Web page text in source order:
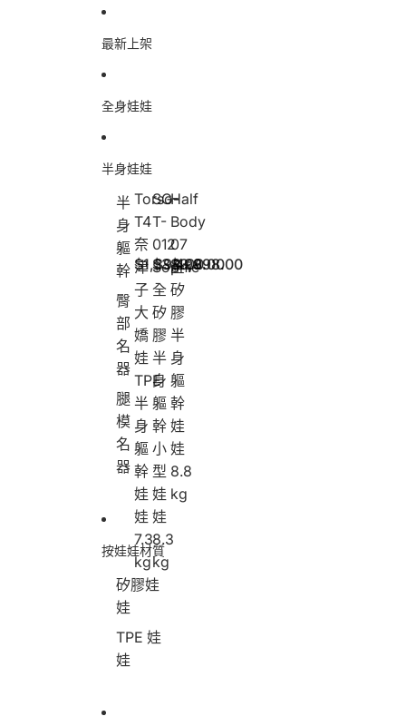
最新上架
全身娃娃
半身娃娃
半
身
軀
幹
臀
部
名
器
腿
模
名
器
Torso-
T4
奈
津
子
大
嬌
娃
TPE
半
身
軀
幹
娃
娃
7.3
kg
T
o
r
s
o
-
T
4
奈
津
子
大
嬌
娃
T
P
E
半
身
軀
幹
娃
7
.
$1,398.00
SG-
T-
012
Sophie
全
矽
膠
半
身
軀
幹
小
型
娃
娃
8.3
kg
S
G
-
T
-
0
1
2
S
o
p
h
i
e
全
矽
膠
半
身
軀
幹
小
娃
娃
$3,498.00
Half
Body
07
全
矽
膠
半
身
軀
幹
娃
娃
8.8
kg
H
a
l
f
B
o
d
y
0
7
全
矽
膠
半
身
軀
幹
娃
$3,998.00
按娃娃材質
矽膠娃
娃
TPE 娃
娃